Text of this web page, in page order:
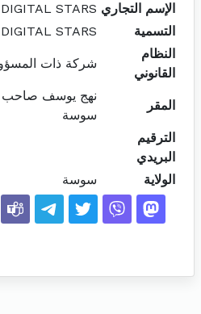
الإسم التجاري STARS
التسمية
STARS
النظام
القانوني
شركة ذات
المقر
نهج يوسف صاحب
سوسة
الترقيم
البريدي
الولاية
سوسة